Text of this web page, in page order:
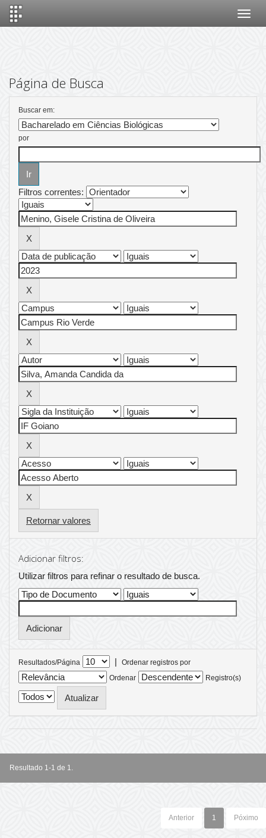
Página de Busca
Buscar em:
por
Filtros correntes:
Retornar valores
Adicionar filtros:
Utilizar filtros para refinar o resultado de busca.
Resultados/Página |
Ordenar registros por
Ordenar
Registro(s)
Resultado 1-1 de 1.
Anterior 1 Póximo